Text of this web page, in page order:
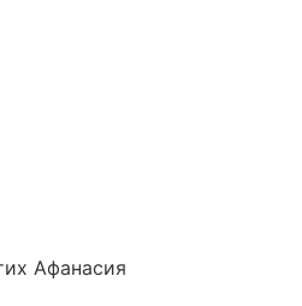
Афанасия